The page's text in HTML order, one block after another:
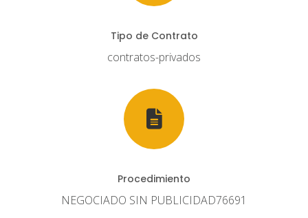
Tipo de Contrato
contratos-privados
Procedimiento
NEGOCIADO SIN PUBLICIDAD76691